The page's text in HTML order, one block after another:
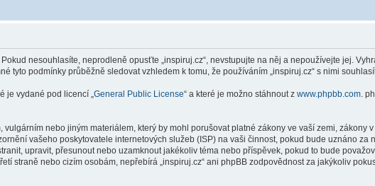
nesouhlasíte, neprodleně opusťte „inspiruj.cz“, nevstupujte na něj a nepoužívejte jej.
tyto podmínky průběžně sledovat vzhledem k tomu, že používáním „inspiruj.cz“ s nimi
je vydané pod licencí „General Public License“ a které je možno stáhnout z www.phpbb.com.
nebo jiným materiálem, který by mohl porušovat platné zákony ve vaší zemi, zákony
vašeho poskytovatele internetových služeb (ISP) na vaši činnost, pokud bude uznáno
upravit, přesunout nebo uzamknout jakékoliv téma nebo příspěvek, pokud to bude
straně nebo cizím osobám, nepřebírá „inspiruj.cz“ ani phpBB zodpovědnost za jakýkoliv